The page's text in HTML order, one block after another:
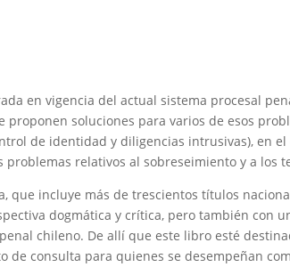
en vigencia del actual sistema procesal
soluciones para varios de esos
de identidad y diligencias intrusivas), en
relativos al sobreseimiento y a los
que incluye más de trescientos títulos
dogmática y crítica, pero también con
chileno. De allí que este libro esté
de consulta para quienes se desempeñan